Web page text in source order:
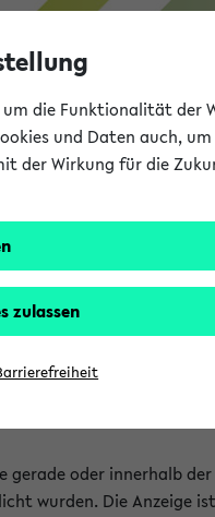
oder innerhalb
wurden. Die
die Funktionalität der
und Daten auch,
der Wirkung für die
zulassen